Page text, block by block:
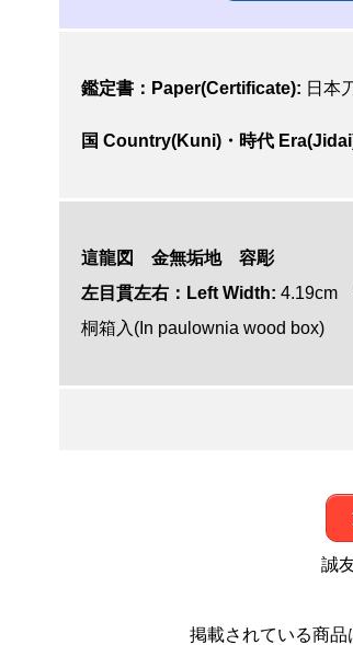
鑑定書：Paper(Certificate): 日本
国 Country(Kuni)・時代
這龍図 金無垢地 容彫
左目貫左右：Left Width: 4.19cm
桐箱入(In paulownia wood box)
誠
掲載されている商品